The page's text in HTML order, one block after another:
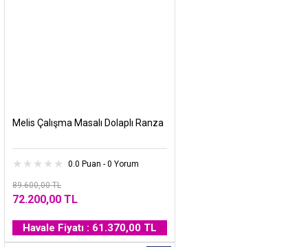
Melis Çalışma Masalı Dolaplı Ranza
0.0 Puan - 0 Yorum
89.600,00 TL
72.200,00 TL
Havale Fiyatı : 61.370,00 TL